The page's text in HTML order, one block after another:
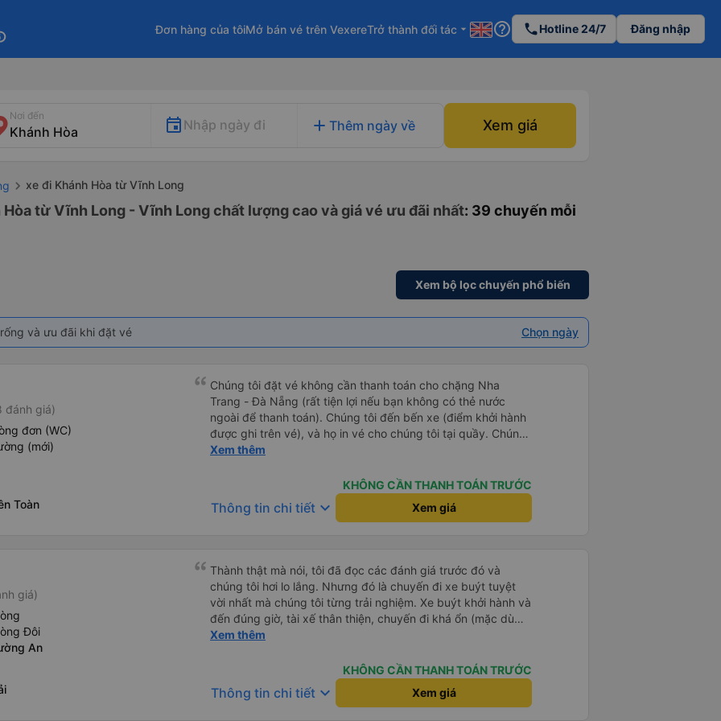
Đơn hàng của tôiMở bán vé trên VexereTrở thành đối tác arrow_drop_down help_outline phoneHotline 24/7 Đăng nhập
Nơi đến
Nhập ngày đi add Thêm ngày về Xem giá
xe đi Khánh Hòa từ Vĩnh Long
Hòa từ Vĩnh Long - Vĩnh Long chất lượng cao và giá vé ưu đãi nhất: 39 chuyến mỗi
Xem bộ lọc chuyến phổ biến
và ưu đãi khi đặt vé Chọn ngày
đánh giá)
đơn (WC)
(mới)
Toàn
Chúng tôi đặt vé không cần thanh toán cho chặng Nha
Trang - Đà Nẵng (rất tiện lợi nếu bạn không có thẻ nước
ngoài để thanh toán). Chúng tôi đến bến xe (điểm khởi hành
được ghi trên vé), và họ in vé cho chúng tôi tại quầy. Chúng
tôi cũng quyết định mua vé chiều về trực tiếp tại quầy, vì giá
buýt nhỏ đến điểm hẹn, sau đó chuyển sang xe giường nằm.
Tôi khuyên bạn nên mang theo áo len ấm hoặc áo khoác
mỏng, vì thỉnh thoảng trời khá lạnh, và chăn mền thì hơi cũ,
loại xe buýt khác với ba hàng ghế ngả. Xe ít rộng rãi hơn,
nhưng vẫn khá thoải mái và tốt hơn nhiều so với một chuyến
đi 8-10 tiếng ngồi một chỗ. Chúng tôi cũng dừng lại gần Nha
Trang và sau đó được đưa đến ga bằng xe buýt nhỏ. Họ
cũng vận chuyển hàng hóa trong suốt chuyến đi, và có thể
công ty này và đặt chỗ ngồi VIP.
Xem thêm
KHÔNG CẦN THANH TOÁN TRƯỚC
Thông tin chi tiết keyboard_arrow_down Xem giá
giá)
Đôi
An
Thành thật mà nói, tôi đã đọc các đánh giá trước đó và
chúng tôi hơi lo lắng. Nhưng đó là chuyến đi xe buýt tuyệt
vời nhất mà chúng tôi từng trải nghiệm. Xe buýt khởi hành và
đến đúng giờ, tài xế thân thiện, chuyến đi khá ổn (mặc dù
vẫn hơi xóc, nhưng đó là đặc trưng của Việt Nam ^^), và chỗ
Xem thêm
KHÔNG CẦN THANH TOÁN TRƯỚC
Thông tin chi tiết keyboard_arrow_down Xem giá